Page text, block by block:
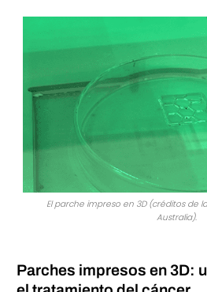
El parche impreso en 3D (créditos de
Australia).
Parches impresos en 3D: